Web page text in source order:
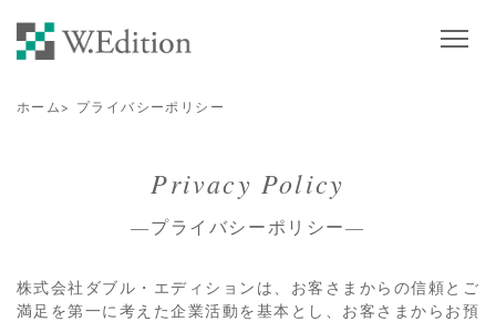
ホーム> プライバシーポリシー
Privacy Policy
―プライバシーポリシー―
株式会社ダブル・エディションは、お客さまからの信頼とご
満足を第一に考えた企業活動を基本とし、お客さまからお預